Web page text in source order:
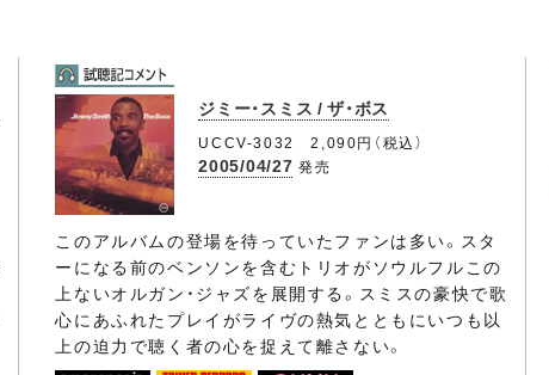
ジミー・スミス / ザ・ボス
UCCV-3032 2,090円（税込）
2005/04/27 発売
このアルバムの登場を待っていたファンは多い。スタ
ーになる前のベンソンを含むトリオがソウルフルこの
上ないオルガン・ジャズを展開する。スミスの豪快で歌
心にあふれたプレイがライヴの熱気とともにいつも以
上の迫力で聴く者の心を捉えて離さない。